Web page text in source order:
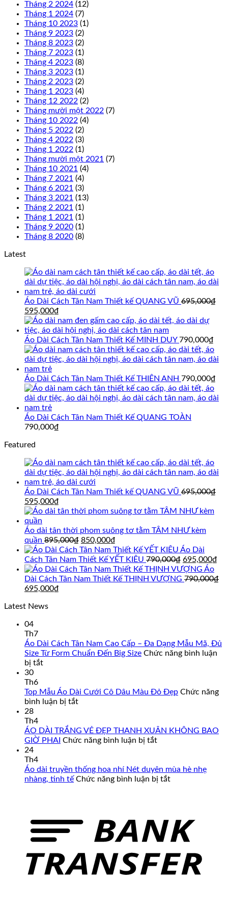
Tháng 2 2024 (12)
Tháng 1 2024 (7)
Tháng 10 2023 (1)
Tháng 9 2023 (2)
Tháng 8 2023 (2)
Tháng 7 2023 (1)
Tháng 4 2023 (8)
Tháng 3 2023 (1)
Tháng 2 2023 (2)
Tháng 1 2023 (4)
Tháng 12 2022 (2)
Tháng mười một 2022 (7)
Tháng 10 2022 (4)
Tháng 5 2022 (2)
Tháng 4 2022 (3)
Tháng 1 2022 (1)
Tháng mười một 2021 (7)
Tháng 10 2021 (4)
Tháng 7 2021 (4)
Tháng 6 2021 (3)
Tháng 3 2021 (13)
Tháng 2 2021 (1)
Tháng 1 2021 (1)
Tháng 9 2020 (1)
Tháng 8 2020 (8)
Latest
Áo Dài Cách Tân Nam Thiết kế QUANG VŨ 695,000₫
Giá
gốc
là:
695,000₫.
595,000₫
hiện
tại
là:
595,000₫.
Áo Dài Cách Tân Nam Thiết Kế MINH DUY 790,000₫
Áo Dài Cách Tân Nam Thiết Kế THIÊN ANH 790,000₫
Áo Dài Cách Tân Nam Thiết Kế QUANG TOÀN
790,000₫
Featured
Áo Dài Cách Tân Nam Thiết kế QUANG VŨ 695,000₫
Giá
gốc
là:
695,000₫.
595,000₫
hiện
là:
595,000₫.
Áo dài tân thời phom suông tơ tằm TÂM NHƯ kèm
quần 895,000₫ Giá
gốc
là:
895,000₫.
850,000₫
hiện
tại
là:
850,000₫.
Áo Dài
Cách Tân Nam Thiết Kế YẾT KIÊU 790,000₫ Giá
gốc
là:
695,000₫
tại
Áo
Dài Cách Tân Nam Thiết Kế THỊNH VƯỢNG 790,000₫
Giá
là:
695,000₫
Latest News
04
Th7
Áo Dài Cách Tân Nam Cao Cấp – Đa Dạng Mẫu Mã, Đủ
Size Từ Form Chuẩn Đến Big Size Chức năng bình luận
bị tắtở
Cách
Tân
Cấp
–
Mẫu
Mã,
Chuẩn
Đến
Size
30
Th6
Top Mẫu Áo Dài Cưới Cô Dâu Màu Đỏ Đẹp Chức năng
bình luận bị tắtở
Áo
Dài
Dâu
Màu
28
Th4
ÁO DÀI TRẮNG VẺ ĐẸP THANH XUÂN KHÔNG BAO
GIỜ PHAI Chức năng bình luận bị tắtở
TRẮNG
VẺ
BAO
GIỜ
24
Th4
Áo dài truyền thống hoa nhí Nét duyên mùa hè nhẹ
nhàng, tinh tế Chức năng bình luận bị tắtở
hoa
nhí
duyên
mùa
hè